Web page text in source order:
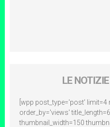
LE
[wpp post_type='post' limit=4
order_by='views'
thumbnail_width=150